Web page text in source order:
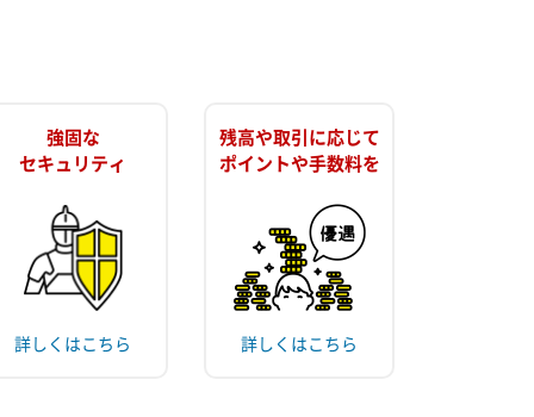
強固な
セキュリティ
詳しくはこちら
残高や取引に応じて
ポイントや手数料を
詳しくはこちら